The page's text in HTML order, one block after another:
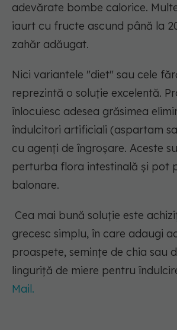
adevărate bombe calorice.
iaurt cu fructe ascund până la
zahăr adăugat.
Nici variantele "diet" sau cele
reprezintă o soluție excelentă.
înlocuiesc adesea grăsimea
îndulcitori artificiali (aspartam
cu agenți de îngroșare. Aceste
perturba flora intestinală și pot
balonare.
Cea mai bună soluție este
grecesc simplu, în care adaugi
proaspete, semințe de chia sau
linguriță de miere pentru
Mail.